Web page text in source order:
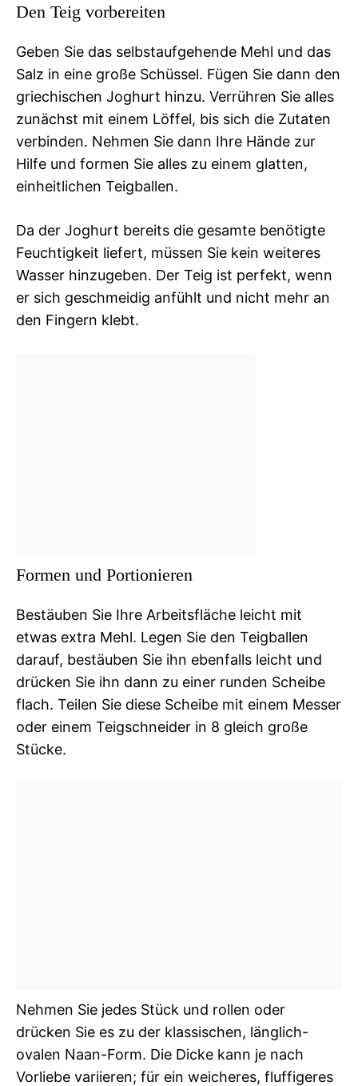
Den Teig vorbereiten
Geben Sie das selbstaufgehende Mehl und das
Salz in eine große Schüssel. Fügen Sie dann den
griechischen Joghurt hinzu. Verrühren Sie alles
zunächst mit einem Löffel, bis sich die Zutaten
verbinden. Nehmen Sie dann Ihre Hände zur
Hilfe und formen Sie alles zu einem glatten,
einheitlichen Teigballen.
Da der Joghurt bereits die gesamte benötigte
Feuchtigkeit liefert, müssen Sie kein weiteres
Wasser hinzugeben. Der Teig ist perfekt, wenn
er sich geschmeidig anfühlt und nicht mehr an
den Fingern klebt.
Formen und Portionieren
Bestäuben Sie Ihre Arbeitsfläche leicht mit
etwas extra Mehl. Legen Sie den Teigballen
darauf, bestäuben Sie ihn ebenfalls leicht und
drücken Sie ihn dann zu einer runden Scheibe
flach. Teilen Sie diese Scheibe mit einem Messer
oder einem Teigschneider in 8 gleich große
Stücke.
Nehmen Sie jedes Stück und rollen oder
drücken Sie es zu der klassischen, länglich-
ovalen Naan-Form. Die Dicke kann je nach
Vorliebe variieren; für ein weicheres, fluffigeres